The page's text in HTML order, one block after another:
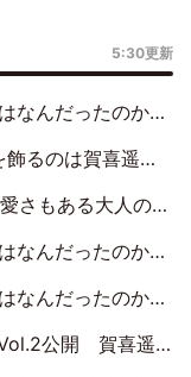
5:30更新
眠ねむさんに『てめえはでんぱ組．incなんだよ！』って肩パンされて(笑)」
人になった私を見ていただけたら」
ある大人の女性に
をしたら、場を完全に引かせてしまって。時代が変わったんだなって」
うのを信じてなくて。そう言われてはいたけど、嘘でしょって」
が『京まふ』ステージに登壇